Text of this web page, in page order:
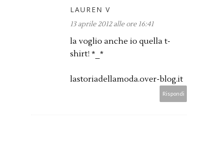
LAUREN V
13 aprile 2012 alle ore 16:41
la voglio anche io quella t-
shirt! *_*
lastoriadellamoda.over-blog.it
Rispondi